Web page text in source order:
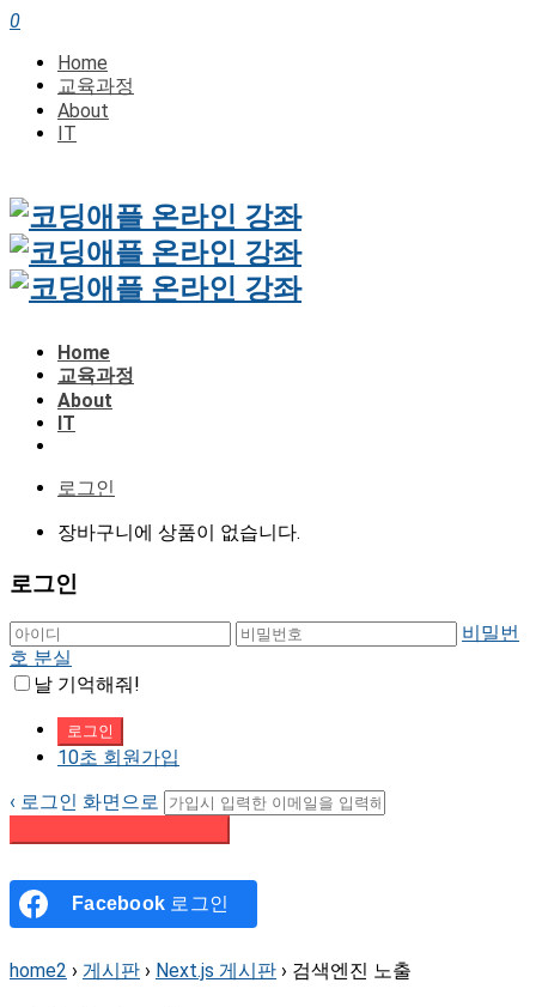
0
Home
교육과정
About
IT
Home
교육과정
About
IT
로그인
장바구니에 상품이 없습니다.
로그인
비밀번
호 분실
날 기억해줘!
10초 회원가입
‹ 로그인 화면으로
Facebook 로그인
home2 › 게시판 › Next.js 게시판 › 검색엔진 노출